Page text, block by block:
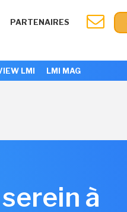
PARTENAIRES
LMI LMI MAG
à